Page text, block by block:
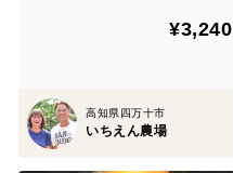
¥3,240
高知県四万十市
いちえん農場